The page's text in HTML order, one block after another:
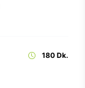
180 Dk.